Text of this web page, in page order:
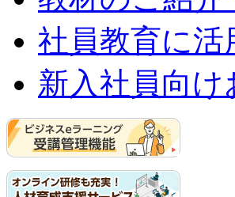
社員教育に活
新入社員向